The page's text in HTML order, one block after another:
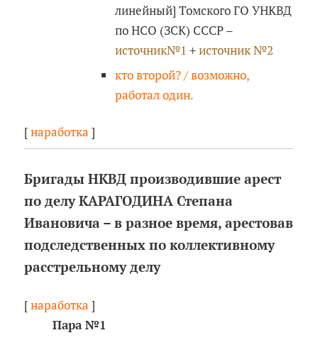
линейный] Томского ГО УНКВД
по НСО (ЗСК) СССР –
источник№1 +источник №2
кто второй? / возможно,
работал один.
[наработка ]
Бригады НКВД производившие арест
по делу КАРАГОДИНА Степана
Ивановича – в разное время, арестовав
подследственных по коллективному
расстрельному делу
[наработка ]
Пара №1